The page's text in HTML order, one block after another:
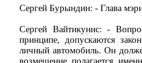
Сергей Бурындин: - Глава
Сергей Вайтикунис: -
принципе, допускаются
личный автомобиль. Он
возмещение полагается